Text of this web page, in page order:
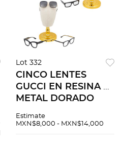
Lot 332
CINCO LENTES
GUCCI EN RESINA Y
METAL DORADO
Estimate
MXN$8,000 - MXN$14,000